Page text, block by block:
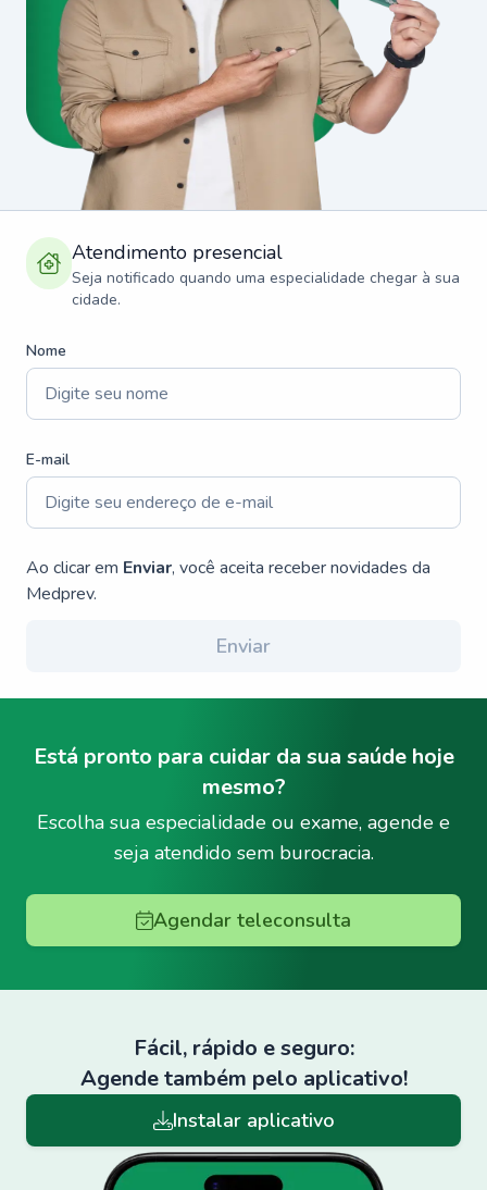
Atendimento presencial
Seja notificado quando uma especialidade chegar à sua
cidade.
Nome
E-mail
Ao clicar em Enviar, você aceita receber novidades da
Medprev.
Enviar
Está pronto para cuidar da sua saúde hoje
mesmo?
Escolha sua especialidade ou exame, agende e
seja atendido sem burocracia.
Agendar teleconsulta
Fácil, rápido e seguro:
Agende também pelo aplicativo!
Instalar aplicativo